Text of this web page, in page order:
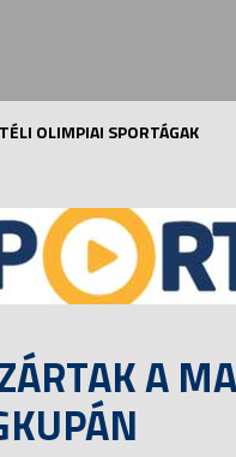
TÉLI OLIMPIAI SPORTÁGAK
A